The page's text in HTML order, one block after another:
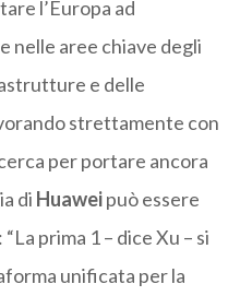
l’Europa ad
nelle aree chiave degli
e delle
strettamente con
per portare ancora
di Huaweipuò essere
prima 1 – dice Xu – si
unificata per la